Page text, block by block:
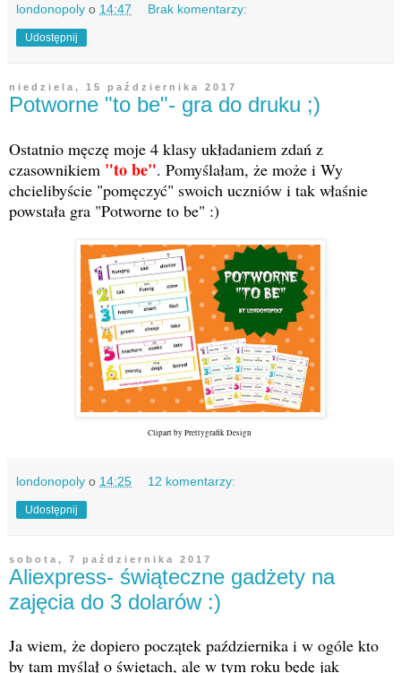
londonopoly o 14:47 Brak komentarzy:
Udostępnij
niedziela, 15 października 2017
Potworne "to be"- gra do druku ;)
Ostatnio męczę moje 4 klasy układaniem zdań z
czasownikiem "to be". Pomyślałam, że może i Wy
chcielibyście "pomęczyć" swoich uczniów i tak właśnie
powstała gra "Potworne to be" :)
Clipart by Prettygrafik Design
londonopoly o 14:25 12 komentarzy:
Udostępnij
sobota, 7 października 2017
Aliexpress- świąteczne gadżety na
zajęcia do 3 dolarów :)
Ja wiem, że dopiero początek października i w ogóle kto
by tam myślał o świętach, ale w tym roku będę jak